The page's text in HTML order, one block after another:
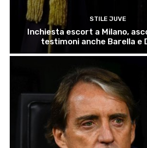
STILE JUVE
Inchiesta escort a Milano,
testimoni anche Barella e